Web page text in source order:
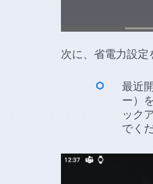
次に、省電力設定
最近
ー）
ック
でく